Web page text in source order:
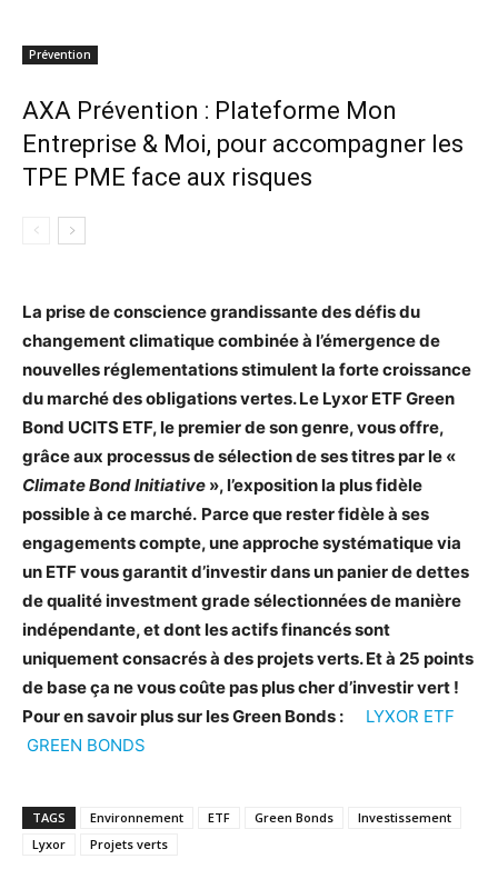
Prévention
AXA Prévention : Plateforme Mon
Entreprise & Moi, pour accompagner les
TPE PME face aux risques
La prise de conscience grandissante des défis du
changement climatique combinée à l’émergence de
nouvelles réglementations stimulent la forte croissance
du marché des obligations vertes. Le Lyxor ETF Green
Bond UCITS ETF, le premier de son genre, vous offre,
grâce aux processus de sélection de ses titres par le «
Climate Bond Initiative », l’exposition la plus fidèle
possible à ce marché. Parce que rester fidèle à ses
engagements compte, une approche systématique via
un ETF vous garantit d’investir dans un panier de dettes
de qualité investment grade sélectionnées de manière
indépendante, et dont les actifs financés sont
uniquement consacrés à des projets verts. Et à 25 points
de base ça ne vous coûte pas plus cher d’investir vert !
Pour en savoir plus sur les Green Bonds :
LYXOR ETF
GREEN BONDS
TAGS Environnement ETF Green Bonds
Investissement
Lyxor
Projets verts